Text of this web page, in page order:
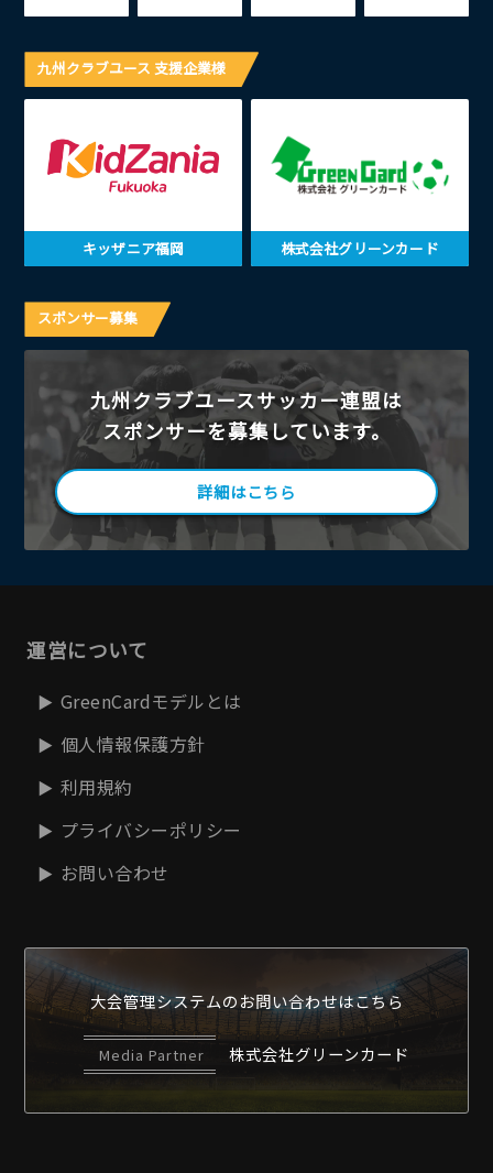
九州クラブユース 支援企業様
キッザニア福岡 株式会社グリーンカード
スポンサー募集
九州クラブユースサッカー連盟は
スポンサーを募集しています。
詳細はこちら
運営について
GreenCardモデルとは
個人情報保護方針
利用規約
プライバシーポリシー
お問い合わせ
大会管理システムのお問い合わせはこちら
Media Partner 株式会社グリーンカード